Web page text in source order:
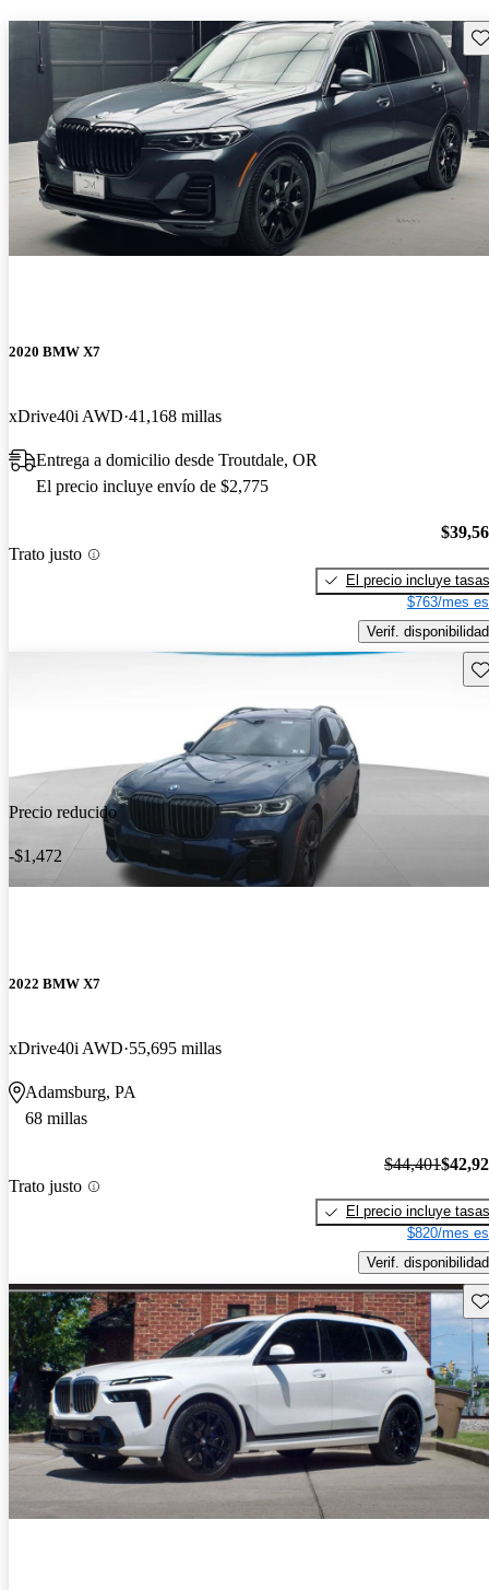
2020 BMW X7
xDrive40i AWD 41,168 millas
Entrega a domicilio desde Troutdale, OR
El precio incluye envío de $2,775
Trato justo
El precio incluye tasas
$763/mes
Verif. disponibilidad
Precio reducido
-$1,472
2022 BMW X7
xDrive40i AWD 55,695 millas
Adamsburg, PA
68 millas
Trato justo
$44,401
El precio incluye tasas
$820/mes
Verif. disponibilidad